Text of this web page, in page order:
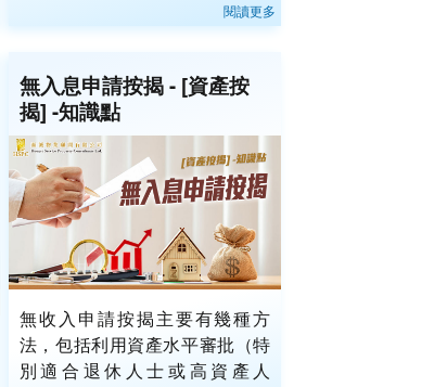
閱讀更多
無入息申請按揭 - [資產按
揭] -知識點
無收入申請按揭主要有幾種方
法，包括利用資產水平審批（特
別適合退休人士或高資產人